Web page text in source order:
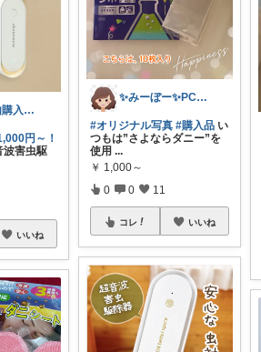
ゆう🐹経由購入感謝🙇‍♀️
円～！
波害虫駆
いいね
✨みーぼー✨PCから💦最近ほぼオリ写♡
#オリジナル写真 #購入品 い
つもは”さよならダニー”を
使用 ...
￥ 1,000～
0 0 11
コレ いいね